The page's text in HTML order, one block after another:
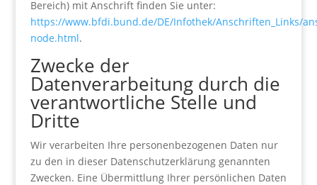
Bereich) mit Anschrift finden Sie unter:
https://www.bfdi.bund.de/DE/Infothek/Anschriften_Links/
node.html.
Zwecke der
Datenverarbeitung durch die
verantwortliche Stelle und
Dritte
Wir verarbeiten Ihre personenbezogenen Daten nur
zu den in dieser Datenschutzerklärung genannten
Zwecken. Eine Übermittlung Ihrer persönlichen Daten